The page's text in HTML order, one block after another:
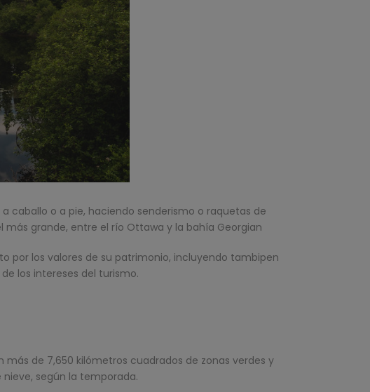
caballo o a pie, haciendo senderismo o raquetas de
grande, entre el río Ottawa y la bahía Georgian
por los valores de su patrimonio, incluyendo tambipen
los intereses del turismo.
de 7,650 kilómetros cuadrados de zonas verdes y
según la temporada.